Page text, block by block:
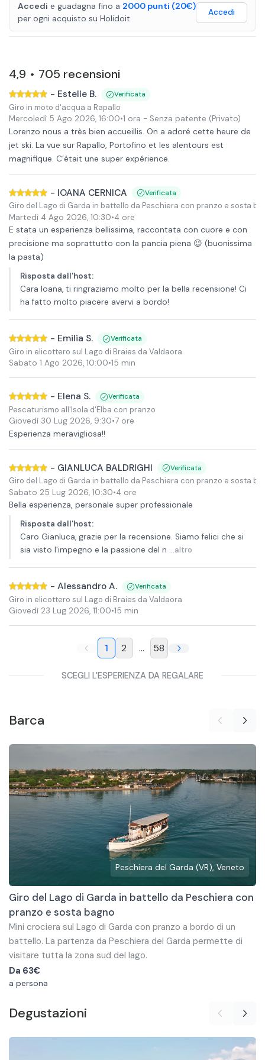
Accedi e guadagna fino a 2000 punti (20€)
per ogni acquisto su Holidoit
Accedi
4,9 • 705 recensioni
- Estelle B. Verificata
Giro in moto d'acqua a Rapallo
Mercoledì 5 Ago 2026, 16:00•1 ora - Senza patente (Privato)
Lorenzo nous a très bien accueillis. On a adoré cette heure de
jet ski. La vue sur Rapallo, Portofino et les alentours est
magnifique. C’était une super expérience.
- IOANA CERNICA Verificata
Giro del Lago di Garda in battello da Peschiera con pranzo e sosta
Martedì 4 Ago 2026, 10:30•4 ore
E stata un esperienza bellissima, raccontata con cuore e con
precisione ma soprattutto con la pancia piena 😉 (buonissima
la pasta)
Risposta dall'host:
Cara Ioana, ti ringraziamo molto per la bella recensione! Ci
ha fatto molto piacere avervi a bordo!
- Emilia S. Verificata
Giro in elicottero sul Lago di Braies da Valdaora
Sabato 1 Ago 2026, 10:00•15 min
- Elena S. Verificata
Pescaturismo all'Isola d'Elba con pranzo
Giovedì 30 Lug 2026, 9:30•7 ore
Esperienza meravigliosa!!
- GIANLUCA BALDRIGHI Verificata
Giro del Lago di Garda in battello da Peschiera con pranzo e sosta
Sabato 25 Lug 2026, 10:30•4 ore
Bella esperienza, personale super professionale
Risposta dall'host:
Caro Gianluca, grazie per la recensione. Siamo felici che si
sia visto l'impegno e la passione del n ...altro
- Alessandro A. Verificata
Giro in elicottero sul Lago di Braies da Valdaora
Giovedì 23 Lug 2026, 11:00•15 min
1 2 ... 58
SCEGLI L'ESPERIENZA DA REGALARE
Barca
Peschiera del Garda (VR), Veneto
Giro del Lago di Garda in battello da Peschiera con
pranzo e sosta bagno
Mini crociera sul Lago di Garda con pranzo a bordo di un
battello. La partenza da Peschiera del Garda permette di
visitare tutta la zona sud del lago.
Durante la navigazione il battello si dirigerà verso i seguenti
punti di interesse: Castello di Lazise, Rocca di Garda, Villa
Baia Verde, Parco naturale Rocca di Manerba, Jamaica Beach
In base al tempo il battello può effettuare il giro orario o
che spiegherà i vari punti che si andranno a vedere.
Da 63€
a persona
Degustazioni